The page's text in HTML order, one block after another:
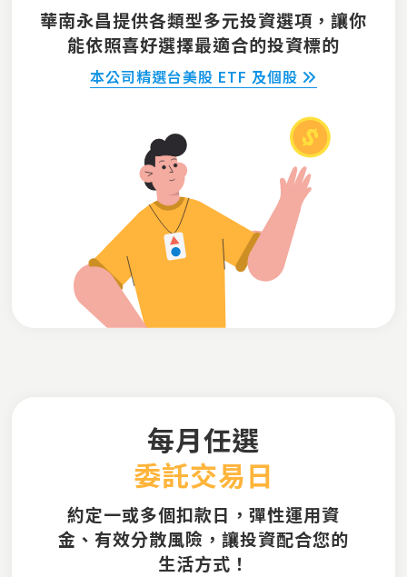
華南永昌提供各類型多元投資選項，讓你
能依照喜好選擇最適合的投資標的
本公司精選台美股 ETF 及個股
每月任選
委託交易日
約定一或多個扣款日，彈性運用資
金、有效分散風險，讓投資配合您的
生活方式！